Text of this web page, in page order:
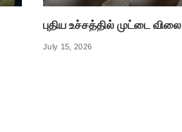
புதிய உச்சத்தில் முட்டை விலை
July 15, 2026